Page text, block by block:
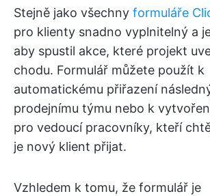
Stejně jako všechny formuláře
pro klienty snadno vyplnitelný a
aby spustil akce, které projekt
chodu. Formulář můžete použít k
automatickému přiřazení
prodejnímu týmu nebo k
pro vedoucí pracovníky, kteří
je nový klient přijat.
Vzhledem k tomu, že formulář je